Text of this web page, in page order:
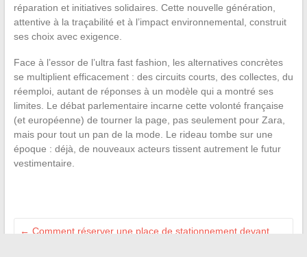
réparation et initiatives solidaires. Cette nouvelle génération,
attentive à la traçabilité et à l’impact environnemental, construit
ses choix avec exigence.
Face à l’essor de l’ultra fast fashion, les alternatives concrètes
se multiplient efficacement : des circuits courts, des collectes, du
réemploi, autant de réponses à un modèle qui a montré ses
limites. Le débat parlementaire incarne cette volonté française
(et européenne) de tourner la page, pas seulement pour Zara,
mais pour tout un pan de la mode. Le rideau tombe sur une
époque : déjà, de nouveaux acteurs tissent autrement le futur
vestimentaire.
← Comment réserver une place de stationnement devant